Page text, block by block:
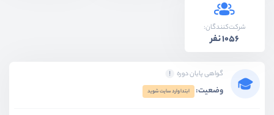
شرکت‌کنندگان:
1056 نفر
گواهی پایان دوره
وضعیت: ابتدا وارد سایت شوید